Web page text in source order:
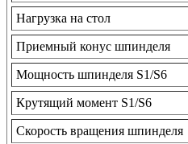
Нагрузка на стол
Приемный конус шпинделя
Мощность шпинделя S1/S6
Крутящий момент S1/S6
Скорость вращения шпинделя